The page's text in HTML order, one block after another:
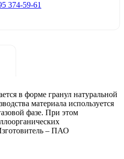
374-59-61
в форме гранул натуральной
материала используется
фазе. При этом
– ПАО